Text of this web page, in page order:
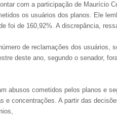
com a participação de Maurício
os usuários dos planos. Ele
foi de 160,92%. A discrepância,
de reclamações dos usuários,
deste ano, segundo o senador,
abusos cometidos pelos planos e
e concentrações. A partir das